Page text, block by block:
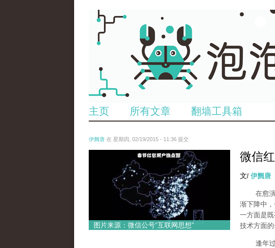
主页 所有文章 翻墙工具箱
伊阙唐 在 星期四, 02/19/2015 - 11:36 提交
chun_jie_hong_bao_yong_hu_re_dian_tu_.jpg
图片来源：微信公号“互联网思想”
微信
文/ 伊阙唐
在愈演愈
渐下降中
一方面是
技术方面的
逢年过节